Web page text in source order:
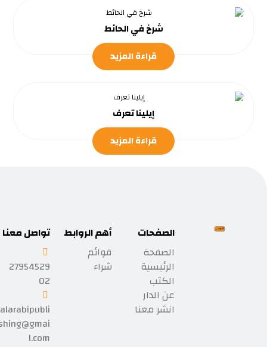
شرخ في الحائط
قراءة المزيد
إيلينا تعرف
قراءة المزيد
الصفحات
الصفحة
الرئيسية
الكتب
عن الدار
انشر معنا
أهم الروابط
قوائم
شراء
تواصل معنا
27954529
02
alarabipubli
l.com